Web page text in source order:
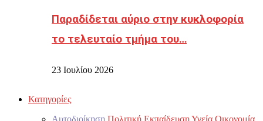
Παραδίδεται αύριο στην κυκλοφορία
το τελευταίο τμήμα του…
23 Ιουλίου 2026
Κατηγορίες
Αυτοδιοίκηση Πολιτική ΕκπαίδευσηΥγεία Οικονομία